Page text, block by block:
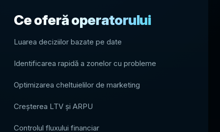
Ce oferă operatorului
Luarea deciziilor bazate pe date
Identificarea rapidă a zonelor cu probleme
Optimizarea cheltuielilor de marketing
Creșterea LTV și ARPU
Controlul fluxului financiar